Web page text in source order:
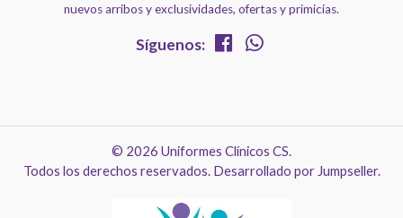
nuevos arribos y exclusividades, ofertas y primicias.
Síguenos:
© 2026 Uniformes Clínicos CS.
Todos los derechos reservados. Desarrollado por Jumpseller.